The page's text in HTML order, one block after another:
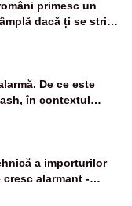
primesc un
dacă ți se strică
De ce este
în contextul
a importurilor
cresc alarmant -